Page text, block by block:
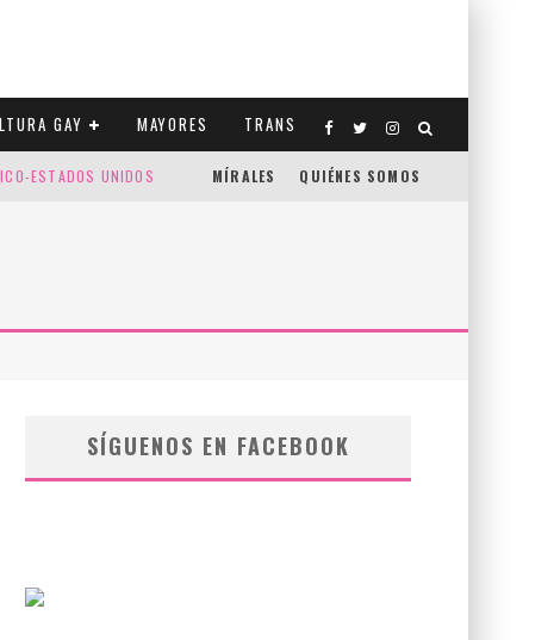
GAY MAYORES TRANS
ESTADOS UNIDOS MÍRALES QUIÉNES SOMOS
SÍGUENOS EN FACEBOOK